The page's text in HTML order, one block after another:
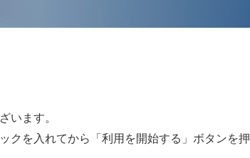
います。
クを入れてから「利用を開始する」ボタンを押